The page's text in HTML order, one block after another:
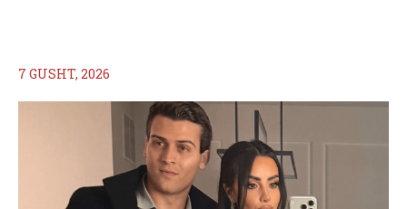
7 GUSHT, 2026